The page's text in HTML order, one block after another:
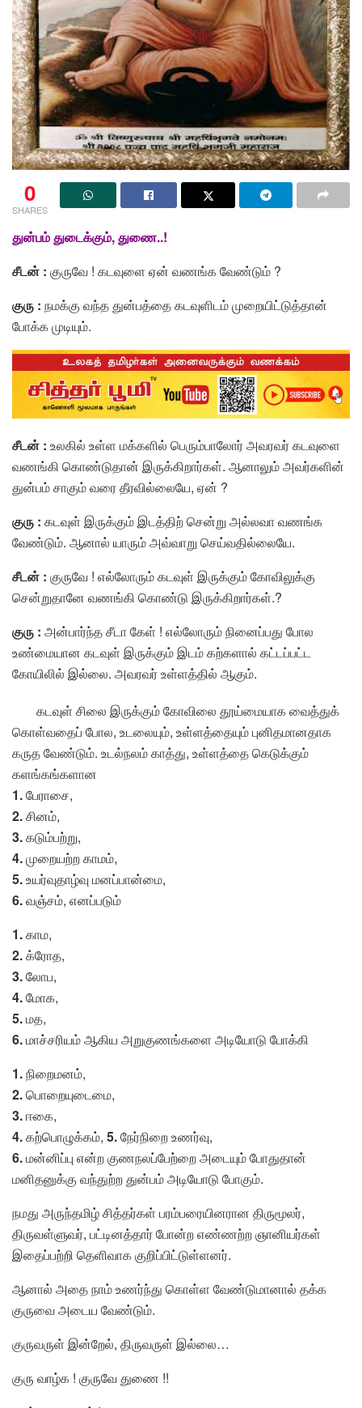
0
SHARES
துன்பம் துடைக்கும், துணை..!
சீடன் : குருவே ! கடவுளை ஏன் வணங்க வேண்டும் ?
குரு : நமக்கு வந்த துன்பத்தை கடவுளிடம் முறையிட்டுத்தான்
போக்க முடியும்.
சீடன் : உலகில் உள்ள மக்களில் பெரும்பாலோர் அவரவர் கடவுளை
வணங்கி கொண்டுதான் இருக்கிறார்கள். ஆனாலும் அவர்களின்
துன்பம் சாகும் வரை தீரவில்லையே, ஏன் ?
குரு : கடவுள் இருக்கும் இடத்திற் சென்று அல்லவா வணங்க
வேண்டும். ஆனால் யாரும் அவ்வாறு செய்வதில்லையே.
சீடன் : குருவே ! எல்லோரும் கடவுள் இருக்கும் கோவிலுக்கு
சென்றுதானே வணங்கி கொண்டு இருக்கிறார்கள்.?
குரு : அன்பார்ந்த சீடா கேள் ! எல்லோரும் நினைப்பது போல
உண்மையான கடவுள் இருக்கும் இடம் கற்களால் கட்டப்பட்ட
கோயிலில் இல்லை. அவரவர் உள்ளத்தில் ஆகும்.
கடவுள் சிலை இருக்கும் கோவிலை தூய்மையாக வைத்துக்
கொள்வதைப் போல, உடலையும், உள்ளத்தையும் புனிதமானதாக
கருத வேண்டும். உடல்நலம் காத்து, உள்ளத்தை கெடுக்கும்
களங்கங்களான
1.பேராசை,
2.சினம்,
3.கடும்பற்று,
4.முறையற்ற காமம்,
5.உயர்வுதாழ்வு மனப்பான்மை,
6.வஞ்சம், எனப்படும்
1.காம,
2.க்ரோத,
3.லோப,
4.மோக,
5.மத,
6.மாச்சரியம் ஆகிய அறுகுணங்களை அடியோடு போக்கி
1.நிறைமனம்,
2.பொறையுடைமை,
3.ஈகை,
4.கற்பொழுக்கம், 5.நேர்நிறை உணர்வு,
6.மன்னிப்பு என்ற குணநலப்பேற்றை அடையும் போதுதான்
மனிதனுக்கு வந்துற்ற துன்பம் அடியோடு போகும்.
நமது அருந்தமிழ் சித்தர்கள் பரம்பரையினரான திருமூலர்,
திருவள்ளுவர், பட்டினத்தார் போன்ற எண்ணற்ற ஞானியர்கள்
இதைப்பற்றி தெளிவாக குறிப்பிட்டுள்ளனர்.
ஆனால் அதை நாம் உணர்ந்து கொள்ள வேண்டுமானால் தக்க
குருவை அடைய வேண்டும்.
குருவருள் இன்றேல், திருவருள் இல்லை…
குரு வாழ்க ! குருவே துணை !!